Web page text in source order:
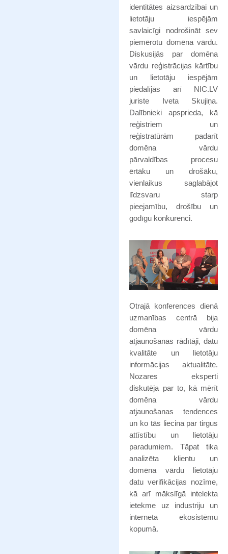
identitātes aizsardzībai un
lietotāju iespējām
savlaicīgi nodrošināt sev
piemērotu domēna vārdu.
Diskusijās par domēna
vārdu reģistrācijas kārtību
un lietotāju iespējām
piedalījās arī NIC.LV
juriste Iveta Skujiņa.
Dalībnieki apsprieda, kā
reģistriem un
reģistratūrām padarīt
domēna vārdu
pārvaldības procesu
ērtāku un drošāku,
vienlaikus saglabājot
līdzsvaru starp
pieejamību, drošību un
godīgu konkurenci.
Otrajā konferences dienā
uzmanības centrā bija
domēna vārdu
atjaunošanas rādītāji, datu
kvalitāte un lietotāju
informācijas aktualitāte.
Nozares eksperti
diskutēja par to, kā mērīt
domēna vārdu
atjaunošanas tendences
un ko tās liecina par tirgus
attīstību un lietotāju
paradumiem. Tāpat tika
analizēta klientu un
domēna vārdu lietotāju
datu verifikācijas nozīme,
kā arī mākslīgā intelekta
ietekme uz industriju un
interneta ekosistēmu
kopumā.